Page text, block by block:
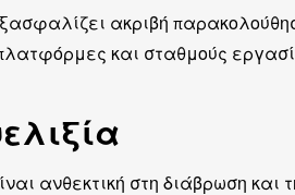
ακριβή
και σταθμούς
ανθεκτική στη διάβρωση